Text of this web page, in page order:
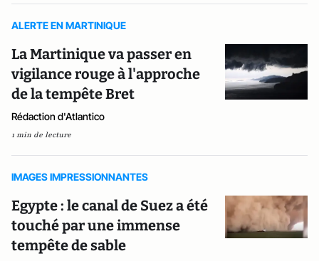
ALERTE EN MARTINIQUE
La Martinique va passer en
vigilance rouge à l'approche
de la tempête Bret
Rédaction d'Atlantico
1 min de lecture
IMAGES IMPRESSIONNANTES
Egypte : le canal de Suez a été
touché par une immense
tempête de sable